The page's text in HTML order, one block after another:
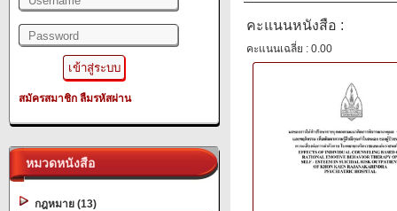
สมัครสมาชิก ลืมรหัสผ่าน
หมวดหนังสือ
กฎหมาย (13)
คะแนนหนังสือ :
คะแนนเฉลี่ย : 0.00